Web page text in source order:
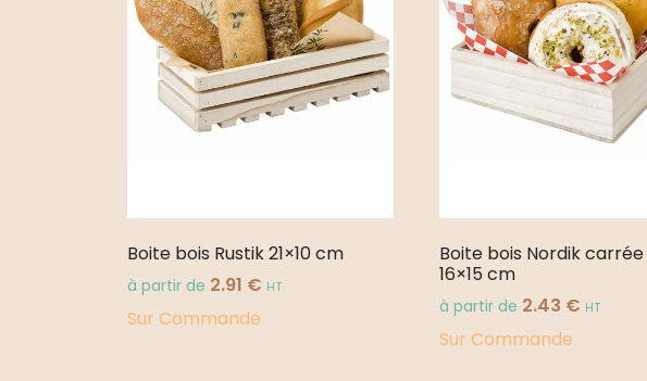
Boite bois Rustik 21×10 cm
à partir de 2.91 € HT
Sur Commande
Boite bois Nordik carrée
16×15 cm
à partir de 2.43 € HT
Sur Commande